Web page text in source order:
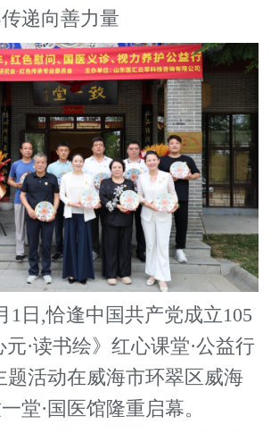
递向善力量
,恰逢中国共产党成立105
·读书绘》红心课堂·公益行
题活动在威海市环翠区威海
堂·国医馆隆重启幕。